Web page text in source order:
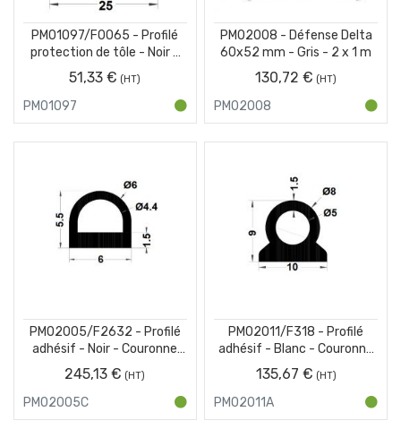
PM01097/F0065 - Profilé
protection de tôle - Noir -
Couronne 15 m
51,33 €
PM01097
PM02008 - Défense Delta
60x52 mm - Gris - 2 x 1 m
130,72 €
PM02008
PM02005/F2632 - Profilé
adhésif - Noir - Couronne
100 m
245,13 €
PM02005C
PM02011/F318 - Profilé
adhésif - Blanc - Couronne
50 m
135,67 €
PM02011A